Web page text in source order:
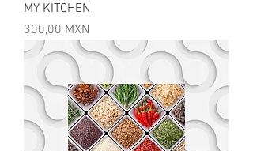
MY KITCHEN
Precio
300,00 MXN